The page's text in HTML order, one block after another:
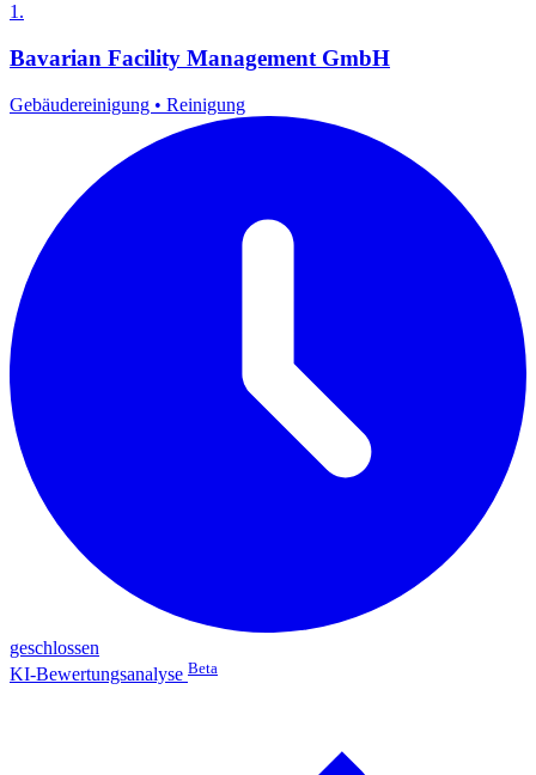
1.
Bavarian Facility Management GmbH
Gebäudereinigung • Reinigung
geschlossen
KI-Bewertungsanalyse Beta